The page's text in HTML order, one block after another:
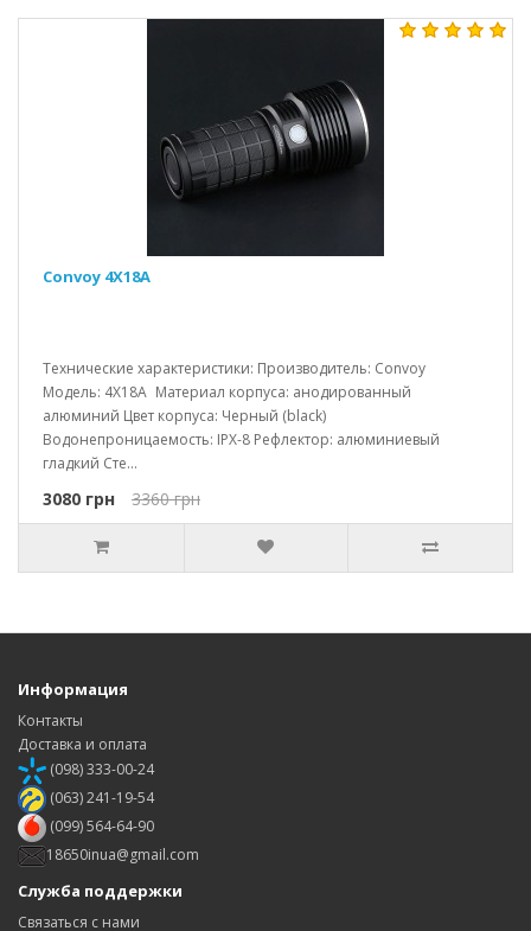
Convoy 4X18A
Технические характеристики: Производитель: Convoy
Модель: 4X18A Материал корпуса: анодированный
алюминий Цвет корпуса: Черный (black)
Водонепроницаемость: IPX-8 Рефлектор: алюминиевый
гладкий Сте...
3080 грн 3360 грн
Информация
Контакты
Доставка и оплата
(098) 333-00-24
(063) 241-19-54
(099) 564-64-90
18650inua@gmail.com
Служба поддержки
Связаться с нами